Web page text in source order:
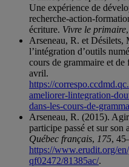
Une expérience de
recherche-action-
écriture. Vivre le primaire
Arseneau, R. et
l’intégration d’outils
cours de grammaire et de
avril.
https://
ameliorer-lintegration-
dans-les-cours-de-
Arseneau, R. (2015).
participe passé et sur son
Québec français, 175,
https://www.erudit.org/
qf02472/81385ac/.